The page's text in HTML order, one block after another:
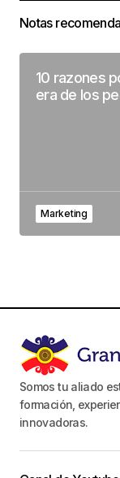
Notas
10 razones
era de los
Marketing
Somos tu aliado
formación,
innovadoras.